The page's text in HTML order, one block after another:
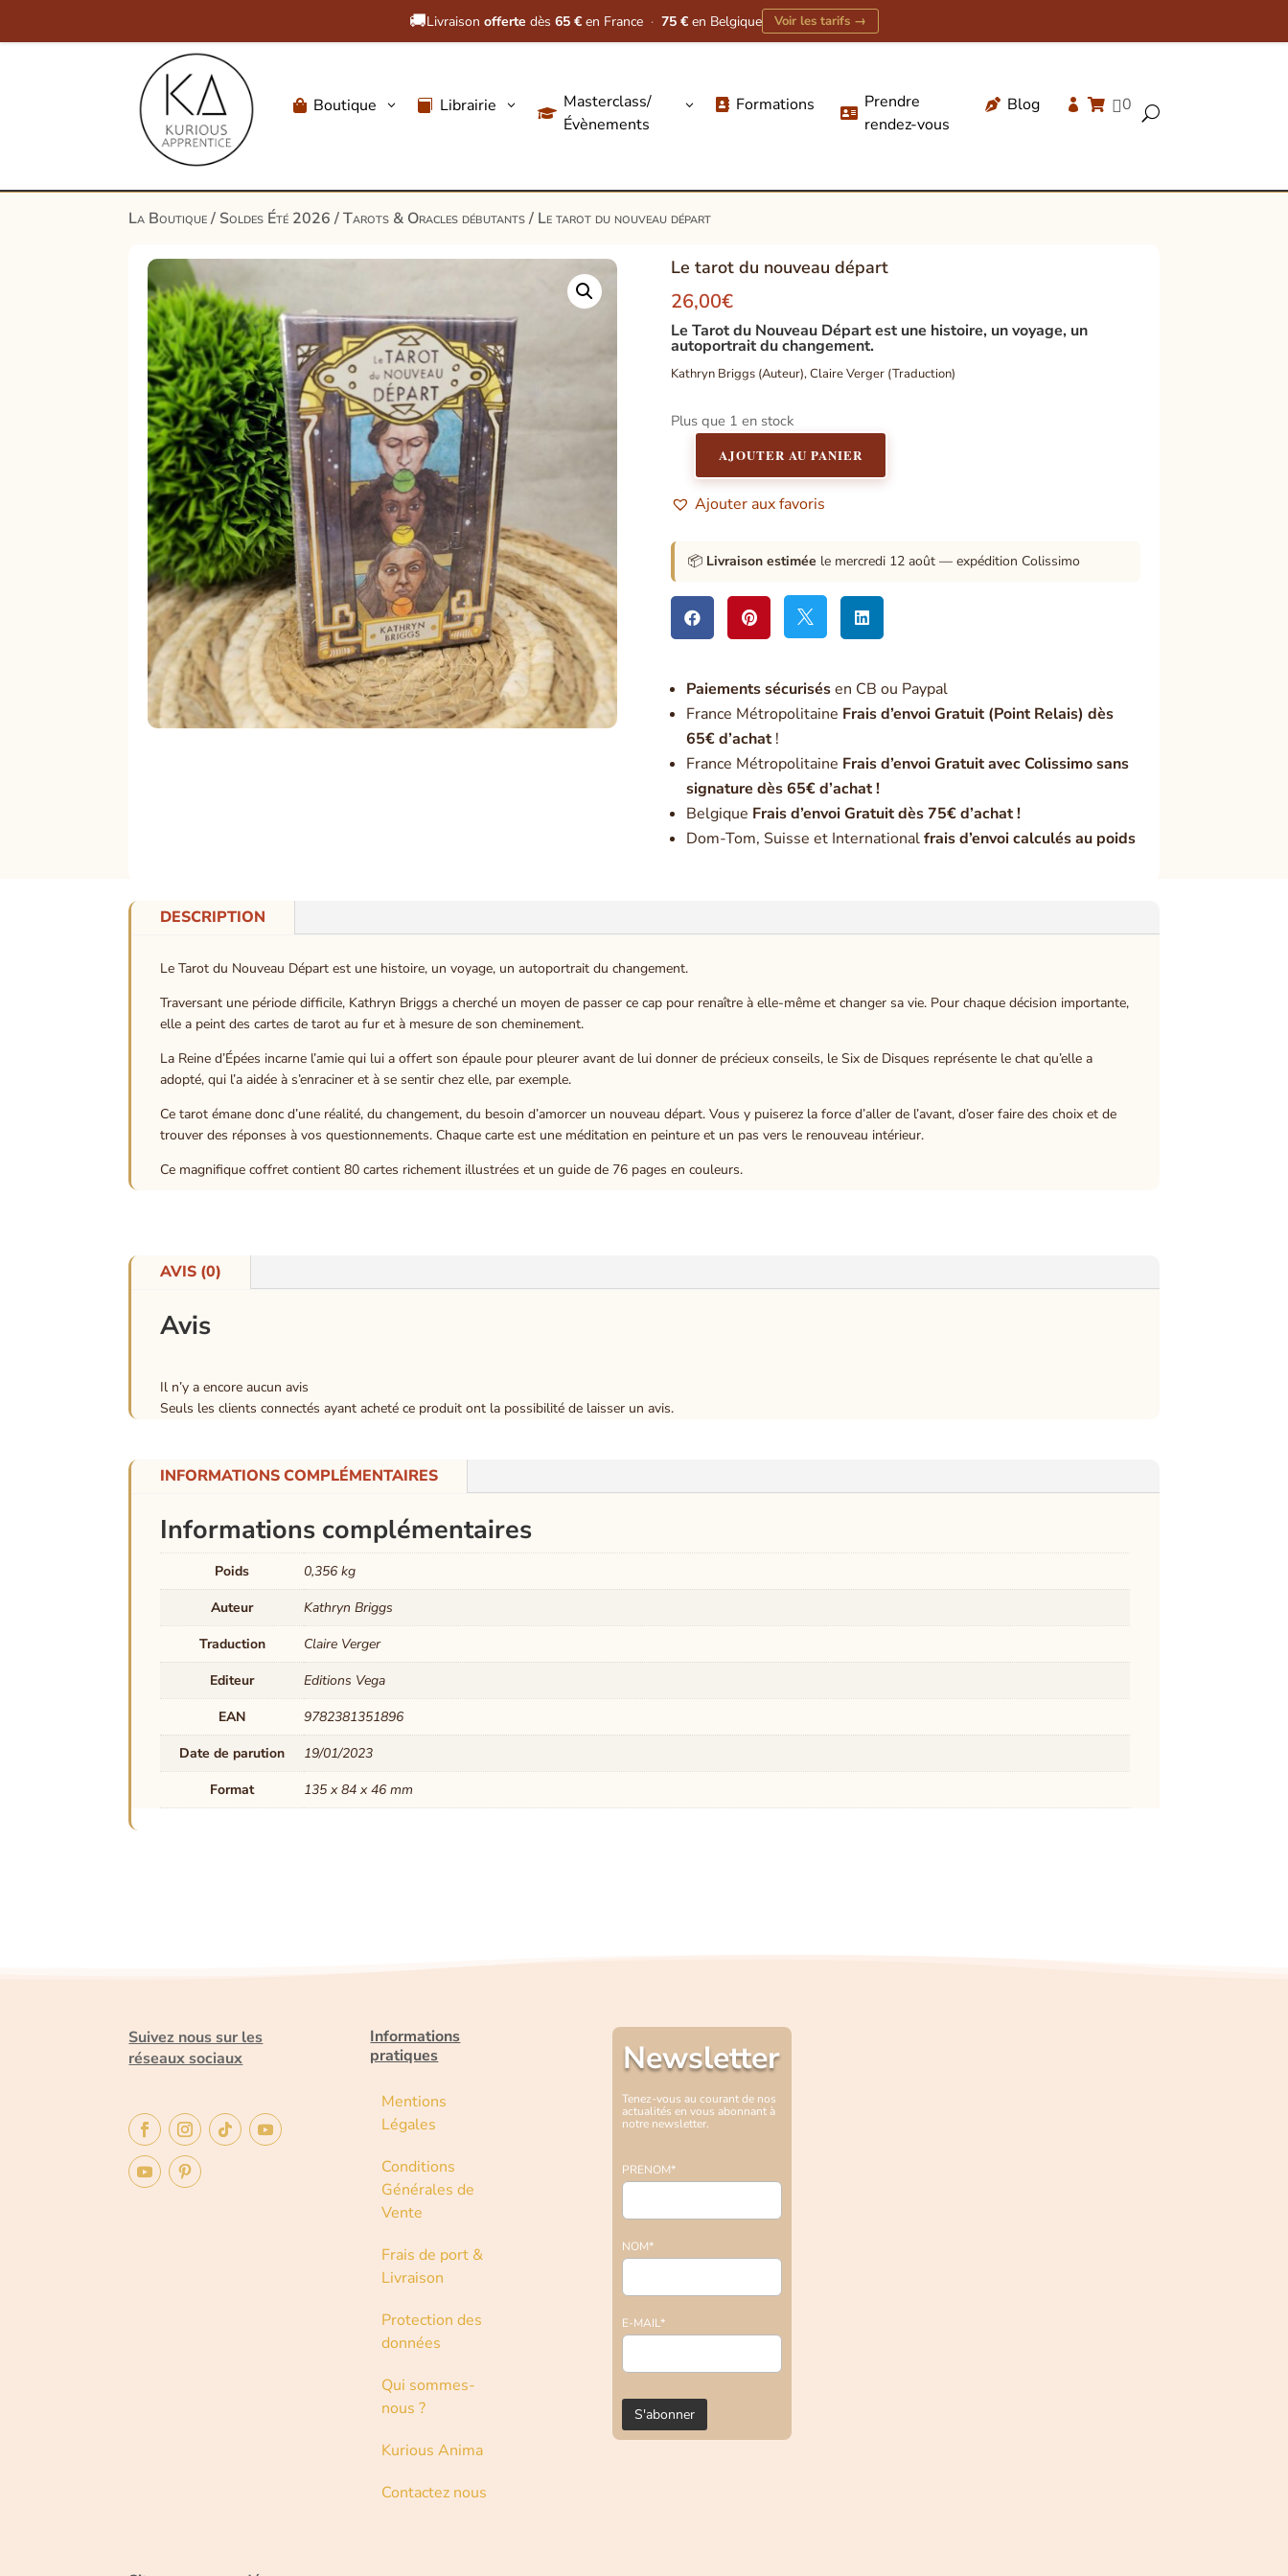
🚚Livraison offerte dès 65 € en France · 75 € en Belgique Voir les tarifs →
 Boutique 3  Librairie 3

Masterclass/
Évènements
3  Formations 
Prendre
rendez-vous
 Blog   0 U
produits
La Boutique/ Soldes Été 2026/Tarots & Oracles débutants/ Le tarot du nouveau départ
Le tarot du nouveau départ
26,00€
Le Tarot du Nouveau Départ est une histoire, un voyage, un
autoportrait du changement.
Kathryn Briggs (Auteur), Claire Verger (Traduction)
Plus que 1 en stock
quantité
Le
du
nouveau
départ
AJOUTER AU PANIER
Ajouter aux favoris
📦 Livraison estimée le mercredi 12 août — expédition Colissimo
   
Paiements sécurisésen CB ou Paypal
France Métropolitaine Frais d’envoi Gratuit (Point Relais) dès
65€ d’achat!
France Métropolitaine Frais d’envoi Gratuit avec Colissimo sans
signature dès 65€ d’achat !
Belgique Frais d’envoi Gratuit dès 75€ d’achat !
Dom-Tom, Suisse et Internationalfrais d’envoi calculés au poids
DESCRIPTION
Le Tarot du Nouveau Départ est une histoire, un voyage, un autoportrait du changement.
Traversant une période difficile, Kathryn Briggs a cherché un moyen de passer ce cap pour renaître à elle-même et changer sa vie. Pour chaque décision importante,
elle a peint des cartes de tarot au fur et à mesure de son cheminement.
La Reine d’Épées incarne l’amie qui lui a offert son épaule pour pleurer avant de lui donner de précieux conseils, le Six de Disques représente le chat qu’elle a
adopté, qui l’a aidée à s’enraciner et à se sentir chez elle, par exemple.
Ce tarot émane donc d’une réalité, du changement, du besoin d’amorcer un nouveau départ. Vous y puiserez la force d’aller de l’avant, d’oser faire des choix et de
trouver des réponses à vos questionnements. Chaque carte est une méditation en peinture et un pas vers le renouveau intérieur.
Ce magnifique coffret contient 80 cartes richement illustrées et un guide de 76 pages en couleurs.
AVIS (0)
Avis
Il n’y a encore aucun avis
Seuls les clients connectés ayant acheté ce produit ont la possibilité de laisser un avis.
INFORMATIONS COMPLÉMENTAIRES
Informations complémentaires
Poids
0,356 kg
Auteur
Kathryn Briggs
Traduction
Claire Verger
Editeur
Editions Vega
EAN
9782381351896
Date de parution
19/01/2023
Format
135 x 84 x 46 mm
Suivez nous sur les
réseaux sociaux
Informations
pratiques
Mentions
Légales
Conditions
Générales de
Vente
Frais de port &
Livraison
Protection des
données
Qui sommes-
nous ?
Kurious Anima
Contactez nous
Newsletter
Tenez-vous au courant de nos
actualités en vous abonnant à
notre newsletter.
PRENOM*
NOM*
E-MAIL*